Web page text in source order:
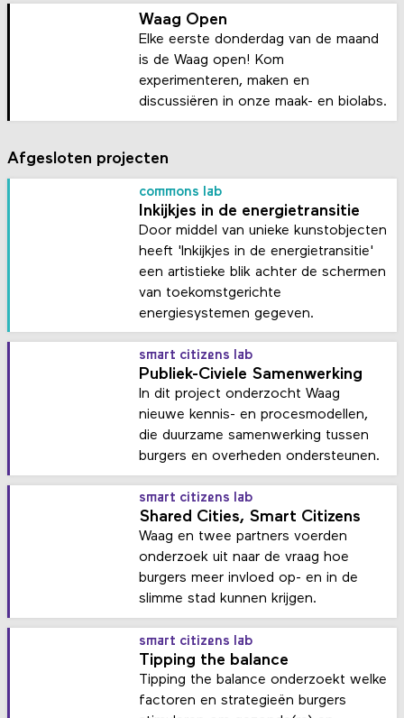
Waag Open
Elke eerste donderdag van de maand
is de Waag open! Kom
experimenteren, maken en
discussiëren in onze maak- en biolabs.
Afgesloten projecten
commons lab
Inkijkjes in de energietransitie
Door middel van unieke kunstobjecten
heeft 'Inkijkjes in de energietransitie'
een artistieke blik achter de schermen
van toekomstgerichte
energiesystemen gegeven.
smart citizens lab
Publiek-Civiele Samenwerking
In dit project onderzocht Waag
nieuwe kennis- en procesmodellen,
die duurzame samenwerking tussen
burgers en overheden ondersteunen.
smart citizens lab
Shared Cities, Smart Citizens
Waag en twee partners voerden
onderzoek uit naar de vraag hoe
burgers meer invloed op- en in de
slimme stad kunnen krijgen.
smart citizens lab
Tipping the balance
Tipping the balance onderzoekt welke
factoren en strategieën burgers